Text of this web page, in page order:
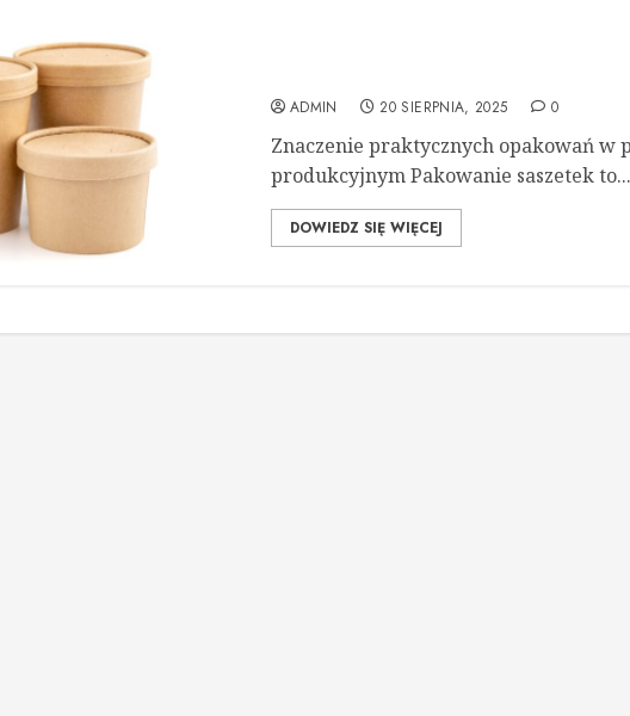
ADMIN 20 SIERPNIA, 2025 0
Znaczenie praktycznych opakowań w
produkcyjnym Pakowanie saszetek to...
DOWIEDZ SIĘ WIĘCEJ